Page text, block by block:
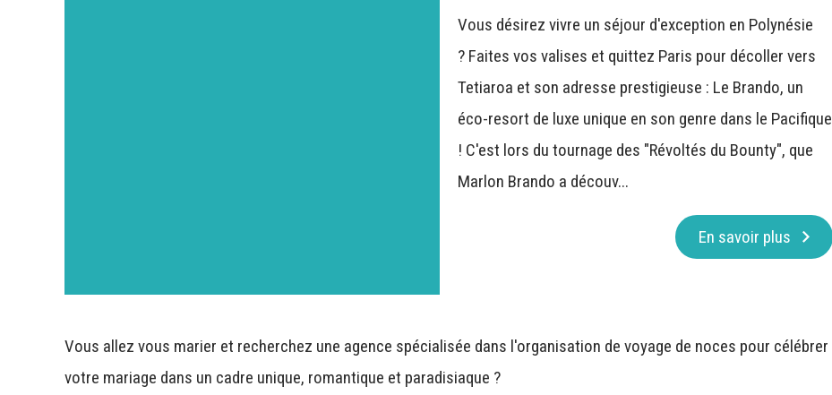
Vous désirez vivre un séjour d'exception en Polynésie
? Faites vos valises et quittez Paris pour décoller vers
Tetiaroa et son adresse prestigieuse : Le Brando, un
éco-resort de luxe unique en son genre dans le Pacifique
! C'est lors du tournage des "Révoltés du Bounty", que
Marlon Brando a découv...
En savoir plus
Vous allez vous marier et recherchez une agence spécialisée dans l'organisation de voyage de noces pour célébrer
votre mariage dans un cadre unique, romantique et paradisiaque ?